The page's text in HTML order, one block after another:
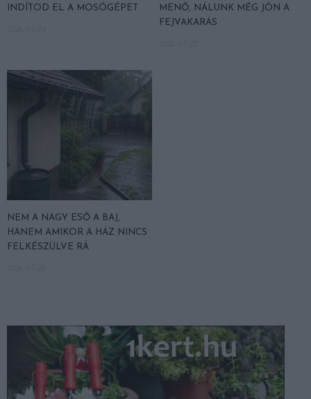
INDÍTOD EL A MOSÓGÉPET
MENŐ, NÁLUNK MÉG JÖN A
FEJVAKARÁS
NEM A NAGY ESŐ A BAJ,
HANEM AMIKOR A HÁZ NINCS
FELKÉSZÜLVE RÁ